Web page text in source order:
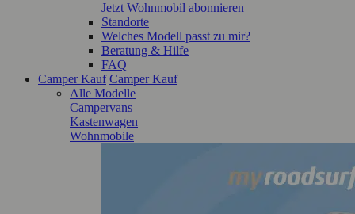
Jetzt Wohnmobil abonnieren
Standorte
Welches Modell passt zu mir?
Beratung & Hilfe
FAQ
Camper Kauf Camper Kauf
Alle Modelle
Campervans
Kastenwagen
Wohnmobile